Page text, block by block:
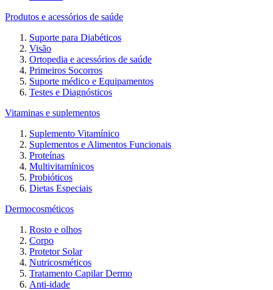
Produtos e acessórios de saúde
Suporte para Diabéticos
Visão
Ortopedia e acessórios de saúde
Primeiros Socorros
Suporte médico e Equipamentos
Testes e Diagnósticos
Vitaminas e suplementos
Suplemento Vitamínico
Suplementos e Alimentos Funcionais
Proteínas
Multivitamínicos
Probióticos
Dietas Especiais
Dermocosméticos
Rosto e olhos
Corpo
Protetor Solar
Nutricosméticos
Tratamento Capilar Dermo
Anti-idade